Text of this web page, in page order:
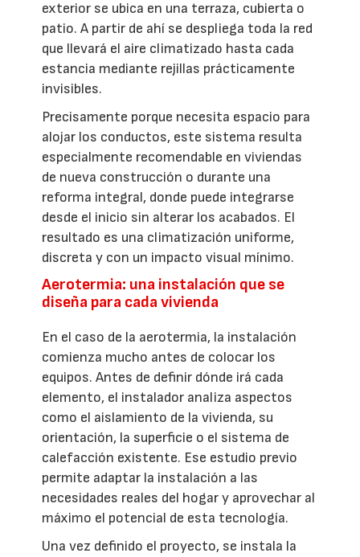
exterior se ubica en una terraza, cubierta o
patio. A partir de ahí se despliega toda la red
que llevará el aire climatizado hasta cada
estancia mediante rejillas prácticamente
invisibles.
Precisamente porque necesita espacio para
alojar los conductos, este sistema resulta
especialmente recomendable en viviendas
de nueva construcción o durante una
reforma integral, donde puede integrarse
desde el inicio sin alterar los acabados. El
resultado es una climatización uniforme,
discreta y con un impacto visual mínimo.
Aerotermia: una instalación que se
diseña para cada vivienda
En el caso de la aerotermia, la instalación
comienza mucho antes de colocar los
equipos. Antes de definir dónde irá cada
elemento, el instalador analiza aspectos
como el aislamiento de la vivienda, su
orientación, la superficie o el sistema de
calefacción existente. Ese estudio previo
permite adaptar la instalación a las
necesidades reales del hogar y aprovechar al
máximo el potencial de esta tecnología.
Una vez definido el proyecto, se instala la